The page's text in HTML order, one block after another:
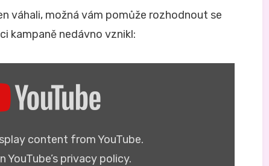
váhali, možná vám pomůže rozhodnout se
kampaně nedávno vznikl:
content from YouTube.
YouTube’s privacy policy.